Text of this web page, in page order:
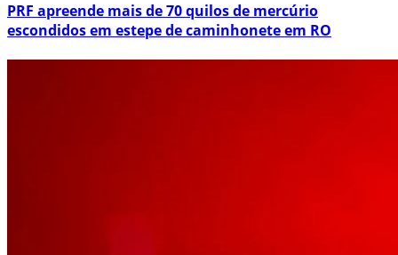
PRF apreende mais de 70 quilos de mercúrio
escondidos em estepe de caminhonete em RO